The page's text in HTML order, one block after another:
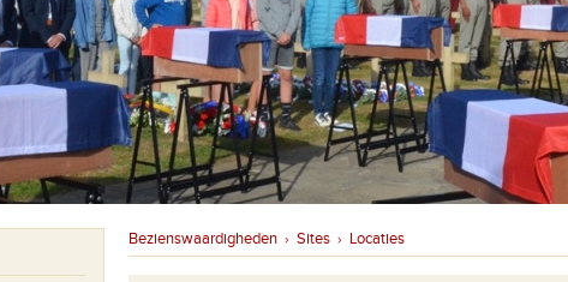
Bezienswaardigheden › Sites › Locaties